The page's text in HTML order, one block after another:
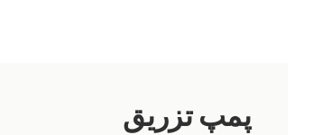
پمپ تزریق